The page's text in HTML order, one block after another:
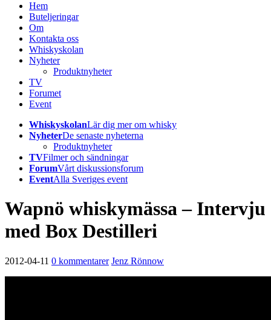
Hem
Buteljeringar
Om
Kontakta oss
Whiskyskolan
Nyheter
Produktnyheter
TV
Forumet
Event
WhiskyskolanLär dig mer om whisky
NyheterDe senaste nyheterna
Produktnyheter
TVFilmer och sändningar
ForumVårt diskussionsforum
EventAlla Sveriges event
Wapnö whiskymässa – Intervju
med Box Destilleri
2012-04-11 0 kommentarer Jenz Rönnow